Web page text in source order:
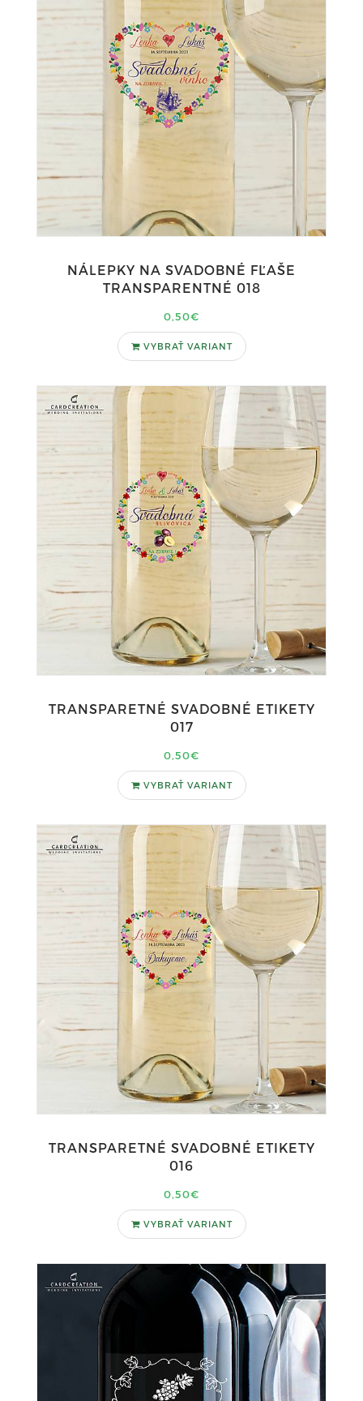
NÁLEPKY NA SVADOBNÉ FĽAŠE
TRANSPARENTNÉ 018
0,50€
VYBRAŤ VARIANT
TRANSPARETNÉ SVADOBNÉ ETIKETY
017
0,50€
VYBRAŤ VARIANT
TRANSPARETNÉ SVADOBNÉ ETIKETY
016
0,50€
VYBRAŤ VARIANT